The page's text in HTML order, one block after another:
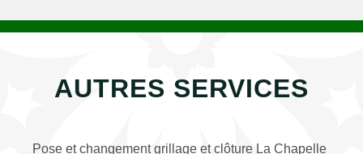
AUTRES SERVICES
Pose et changement grillage et clôture La Chapelle